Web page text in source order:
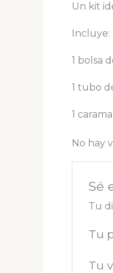
Un kit
Incluye:
1 bolsa
1 tubo
1
No hay
Sé
Tu
Tu
Tu